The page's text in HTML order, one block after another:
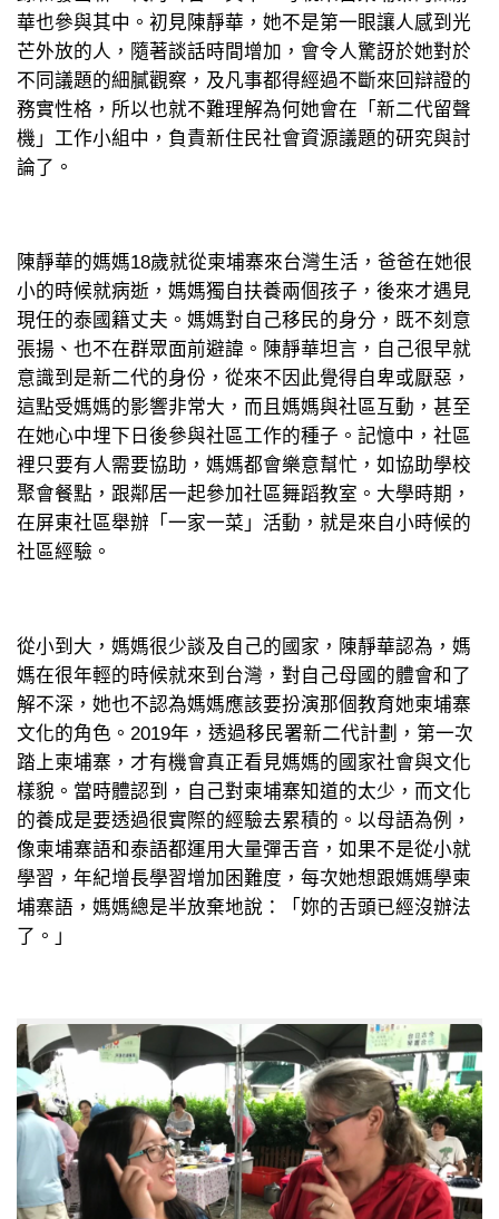
華也參與其中。初見陳靜華，她不是第一眼讓人感到光
芒外放的人，隨著談話時間增加，會令人驚訝於她對於
不同議題的細膩觀察，及凡事都得經過不斷來回辯證的
務實性格，所以也就不難理解為何她會在「新二代留聲
機」工作小組中，負責新住民社會資源議題的研究與討
論了。
陳靜華的媽媽18歲就從柬埔寨來台灣生活，爸爸在她很
小的時候就病逝，媽媽獨自扶養兩個孩子，後來才遇見
現任的泰國籍丈夫。媽媽對自己移民的身分，既不刻意
張揚、也不在群眾面前避諱。陳靜華坦言，自己很早就
意識到是新二代的身份，從來不因此覺得自卑或厭惡，
這點受媽媽的影響非常大，而且媽媽與社區互動，甚至
在她心中埋下日後參與社區工作的種子。記憶中，社區
裡只要有人需要協助，媽媽都會樂意幫忙，如協助學校
聚會餐點，跟鄰居一起參加社區舞蹈教室。大學時期，
在屏東社區舉辦「一家一菜」活動，就是來自小時候的
社區經驗。
從小到大，媽媽很少談及自己的國家，陳靜華認為，媽
媽在很年輕的時候就來到台灣，對自己母國的體會和了
解不深，她也不認為媽媽應該要扮演那個教育她柬埔寨
文化的角色。2019年，透過移民署新二代計劃，第一次
踏上柬埔寨，才有機會真正看見媽媽的國家社會與文化
樣貌。當時體認到，自己對柬埔寨知道的太少，而文化
的養成是要透過很實際的經驗去累積的。以母語為例，
像柬埔寨語和泰語都運用大量彈舌音，如果不是從小就
學習，年紀增長學習增加困難度，每次她想跟媽媽學柬
埔寨語，媽媽總是半放棄地說：「妳的舌頭已經沒辦法
了。」